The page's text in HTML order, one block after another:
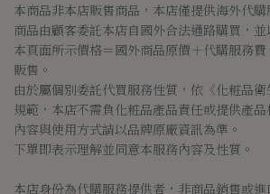
本商品非本店販售商品，本店僅提供海外代購
商品由顧客委託本店自國外合法通路購買，並
本頁面所示價格＝國外商品原價＋代購服務
販售。
由於屬個別委託代買服務性質，依《化粧品
規範，本店不需負化粧品產品責任或提供產
內容與使用方式請以品牌原廠資訊為準。
下單即表示理解並同意本服務內容及性質。
本店身份為代購服務提供者，非商品銷售或進